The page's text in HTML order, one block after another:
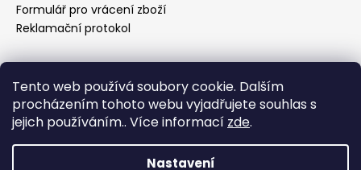
Tento web používá soubory cookie. Dalším
procházením tohoto webu vyjadřujete souhlas s
jejich používáním.. Více informací zde.
Nastavení
Formulář pro vrácení zboží
Reklamační protokol
Facebook